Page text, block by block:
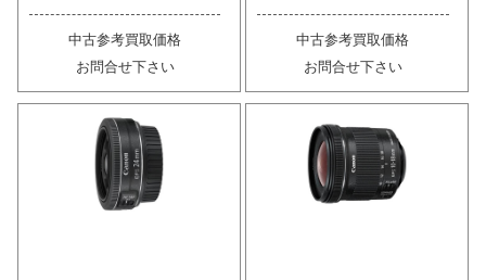
中古参考買取価格
お問合せ下さい
中古参考買取価格
お問合せ下さい